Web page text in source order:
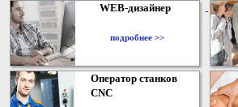
WEB-дизайнер
подробнее >>
Оператор станков
CNC